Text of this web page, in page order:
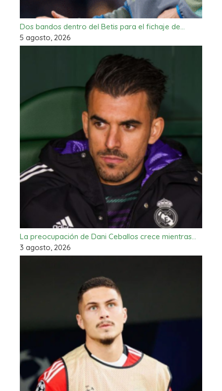
Dos bandos dentro del Betis para el fichaje de…
5 agosto, 2026
La preocupación de Dani Ceballos crece mientras…
3 agosto, 2026